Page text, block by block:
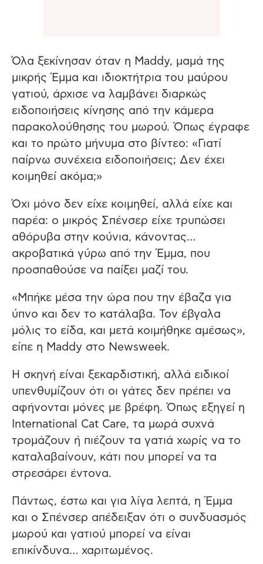
Όλα ξεκίνησαν όταν η Maddy, μαμά της
μικρής Έμμα και ιδιοκτήτρια του μαύρου
γατιού, άρχισε να λαμβάνει διαρκώς
ειδοποιήσεις κίνησης από την κάμερα
παρακολούθησης του μωρού. Όπως έγραφε
και το πρώτο μήνυμα στο βίντεο: «Γιατί
παίρνω συνέχεια ειδοποιήσεις; Δεν έχει
κοιμηθεί ακόμα;»
Όχι μόνο δεν είχε κοιμηθεί, αλλά είχε και
παρέα: ο μικρός Σπένσερ είχε τρυπώσει
αθόρυβα στην κούνια, κάνοντας…
ακροβατικά γύρω από την Έμμα, που
προσπαθούσε να παίξει μαζί του.
«Μπήκε μέσα την ώρα που την έβαζα για
ύπνο και δεν το κατάλαβα. Τον έβγαλα
μόλις το είδα, και μετά κοιμήθηκε αμέσως»,
είπε η Maddy στο Newsweek.
Η σκηνή είναι ξεκαρδιστική, αλλά ειδικοί
υπενθυμίζουν ότι οι γάτες δεν πρέπει να
αφήνονται μόνες με βρέφη. Όπως εξηγεί η
International Cat Care, τα μωρά συχνά
τρομάζουν ή πιέζουν τα γατιά χωρίς να το
καταλαβαίνουν, κάτι που μπορεί να τα
στρεσάρει έντονα.
Πάντως, έστω και για λίγα λεπτά, η Έμμα
και ο Σπένσερ απέδειξαν ότι ο συνδυασμός
μωρού και γατιού μπορεί να είναι
επικίνδυνα… χαριτωμένος.